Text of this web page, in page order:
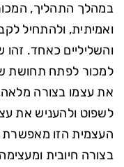
במהלך התהליך,
ואמיתית, ולהתחיל
והשליליים כאחד.
למכור לפתח תחושת
את עצמו בצורה
לשפוט ולהעניש את
העצמית הזו מאפשרת
בצורה חיובית